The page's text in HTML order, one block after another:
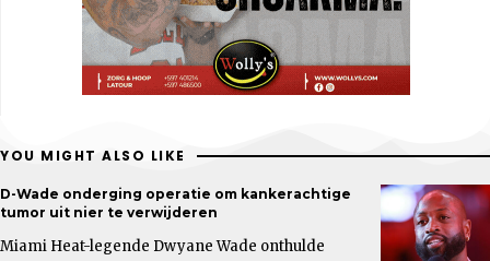
YOU MIGHT ALSO LIKE
D-Wade onderging operatie om kankerachtige
tumor uit nier te verwijderen
Miami Heat-legende Dwyane Wade onthulde